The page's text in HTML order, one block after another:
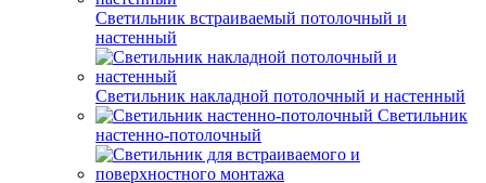
Светильник встраиваемый потолочный и
настенный
Светильник накладной потолочный и настенный
Светильник
настенно-потолочный